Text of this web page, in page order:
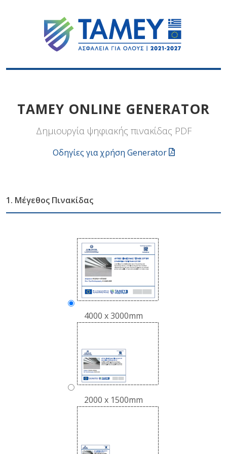
ΤΑΜΕΥ ONLINE GENERATOR
Δημιουργία ψηφιακής πινακίδας PDF
Οδηγίες για χρήση Generator
1. Μέγεθος Πινακίδας
4000 x 3000mm
2000 x 1500mm